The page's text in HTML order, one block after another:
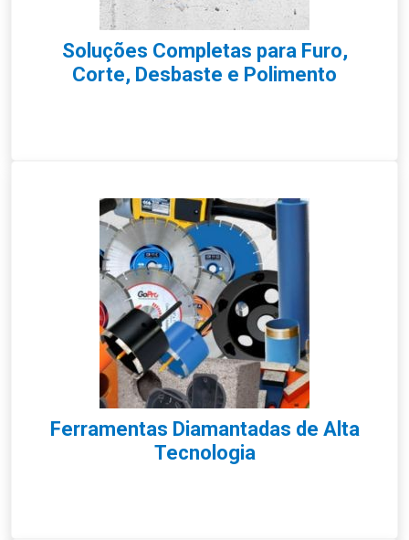
Soluções Completas para Furo,
Corte, Desbaste e Polimento
Ferramentas Diamantadas de Alta
Tecnologia